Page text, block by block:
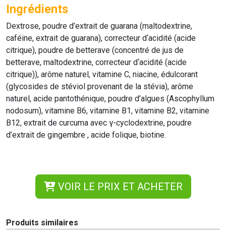
Ingrédients
Dextrose, poudre d’extrait de guarana (maltodextrine,
caféine, extrait de guarana), correcteur d‘acidité (acide
citrique), poudre de betterave (concentré de jus de
betterave, maltodextrine, correcteur d‘acidité (acide
citrique)), arôme naturel, vitamine C, niacine, édulcorant
(glycosides de stéviol provenant de la stévia), arôme
naturel, acide pantothénique, poudre d’algues (Ascophyllum
nodosum), vitamine B6, vitamine B1, vitamine B2, vitamine
B12, extrait de curcuma avec γ-cyclodextrine, poudre
d’extrait de gingembre , acide folique, biotine.
VOIR LE PRIX ET ACHETER
Produits similaires